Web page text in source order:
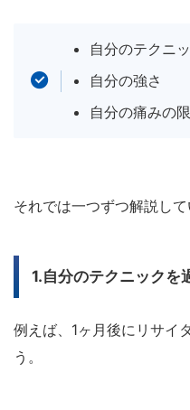
自分のテクニ
自分の強さ
自分の痛みの
それでは一つずつ解説して
1.自分のテクニックを
例えば、1ヶ月後にリサイ
う。